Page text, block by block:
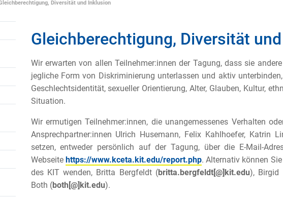
Diversität und Inklusion
Gleichberechtigung, Diversität
Wir erwarten von allen Teilnehmer:innen der Tagung, dass sie
jegliche Form von Diskriminierung unterlassen und aktiv
Geschlechtsidentität, sexueller Orientierung, Alter, Glauben, Kultur,
Situation.
Wir ermutigen Teilnehmer:innen, die unangemessenes Verhalten
Ansprechpartner:innen Ulrich Husemann, Felix Kahlhoefer, Katrin
setzen, entweder persönlich auf der Tagung, über die E-Mail-
Webseite https://www.kceta.kit.edu/report.php. Alternativ können
des KIT wenden, Britta Bergfeldt (britta.bergfeldt[@]kit.edu), Birgid
Both (both[@]kit.edu).